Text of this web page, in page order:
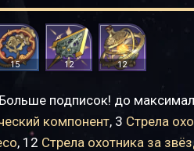
15 12 12
подписок! до
компонент, 3 Стрела
, 12 Стрела охотника за